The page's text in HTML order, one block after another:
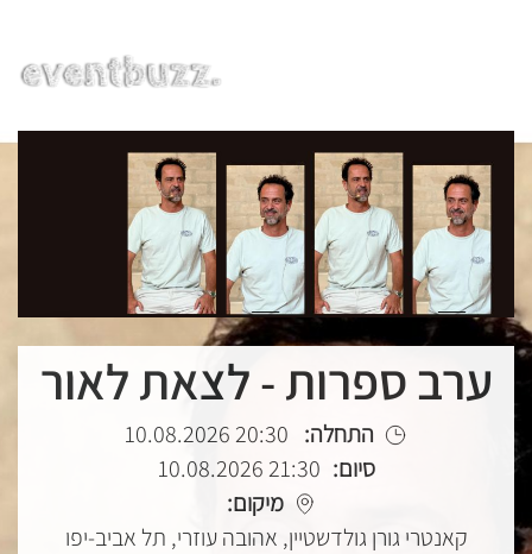
ערב ספרות - לצאת לאור
התחלה: 20:30 10.08.2026
סיום: 21:30 10.08.2026
מיקום:
קאנטרי גורן גולדשטיין, אהובה עוזרי, תל אביב-יפו